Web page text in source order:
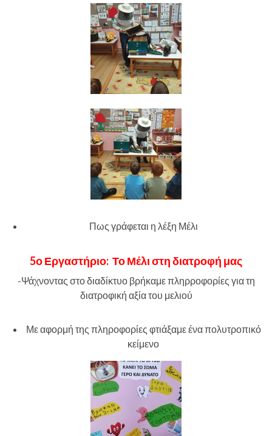
Πως γράφεται η λέξη Μέλι
5ο Εργαστήριο: Το Μέλι στη διατροφή μας
-Ψάχνοντας στο διαδίκτυο βρήκαμε πληρροφορίες για τη
διατροφική αξία του μελιού
Με αφορμή της πληροφορίες φτιάξαμε ένα πολυτροπικό
κείμενο